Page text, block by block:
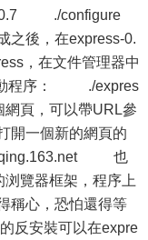
./configure
，在express-0.
，在文件管理器中
動程序： ./expres
頁，可以帶URL參
開一個新的網頁的
也
覽器框架，程序上
稱心，恐怕還得等
反安裝可以在expre